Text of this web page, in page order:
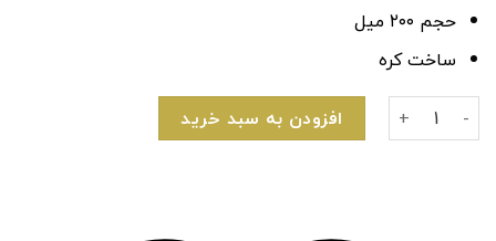
حجم ۲۰۰ میل
ساخت کره
تونر جوانساز و سفت‌کننده پوست نامبوزین شماره +۹ مدل NAD+ + 50 Peptides عدد
افزودن به سبد خرید